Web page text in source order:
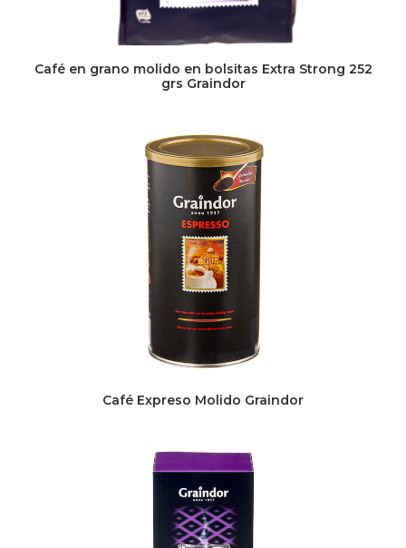
Café en grano molido en bolsitas Extra Strong 252
grs Graindor
Café Expreso Molido Graindor